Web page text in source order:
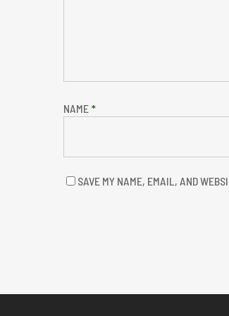
NAME *
SAVE MY NAME, EMAIL, AND